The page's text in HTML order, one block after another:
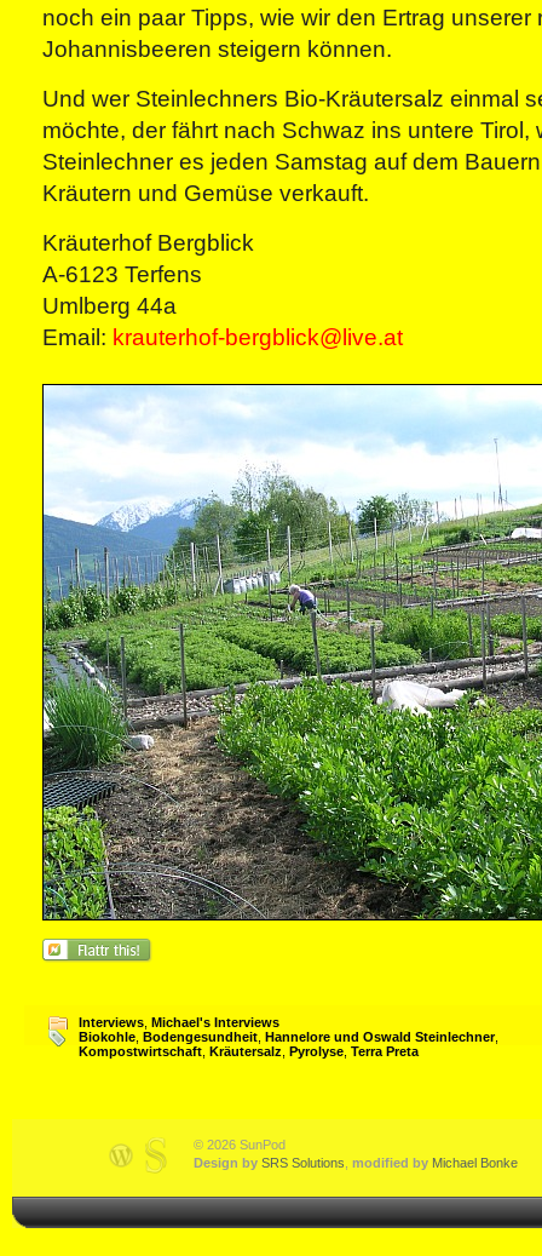
noch ein paar Tipps, wie wir den Ertrag unserer
Johannisbeeren steigern können.
Und wer Steinlechners Bio-Kräutersalz einmal
möchte, der fährt nach Schwaz ins untere Tirol,
Steinlechner es jeden Samstag auf dem
Kräutern und Gemüse verkauft.
Kräuterhof Bergblick
A-6123 Terfens
Umlberg 44a
Email: krauterhof-bergblick@live.at
Interviews Michael's Interviews
Biokohle Bodengesundheit Hannelore und Oswald Steinlechner,
Kompostwirtschaft Kräutersalz Pyrolyse Terra Preta
© 2026 SunPod
Design by SRS Solutions modified by Michael Bonke